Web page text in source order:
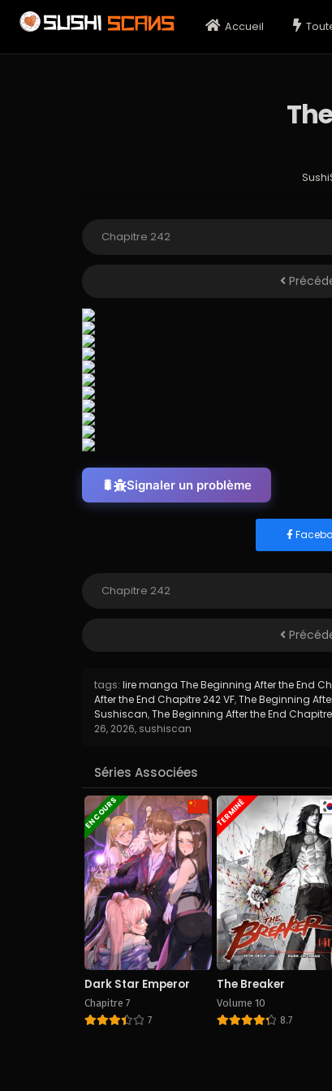
Accueil
Signaler un problème
tags: lire manga The Beginning After the End
After the End Chapitre 242 VF,The Beginning
Sushiscan,The Beginning After the End
26, 2026, sushiscan
Séries Associées
EN COURS
Dark Star Emperor
Chapitre 7
7
TERMINÉ
The Breaker
Volume 10
8.7